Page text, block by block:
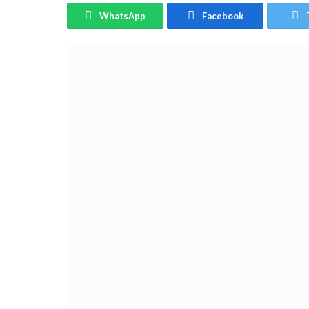
WhatsApp Facebook